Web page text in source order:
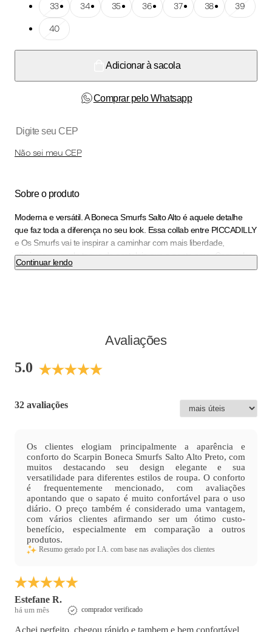
Tamanho: 33
33Tamanho: 34
34Tamanho: 35
35Tamanho: 36
36Tamanho: 37
37Tamanho: 38
38Tamanho: 39
39
Tamanho: 40
40
Adicionar à sacola
Comprar pelo Whatsapp
Não sei meu CEP
Sobre o produto
Moderna e versátil. A Boneca Smurfs Salto Alto é aquele detalhe
que faz toda a diferença no seu look. Essa collab entre PICCADILLY
e Os Smurfs vai te inspirar a caminhar com mais liberdade,
otimismo e aquele toque de nostalgia que a gente ama. Com calce
fácil e liberdade no dia a dia, não é preciso usar as mãos para
Medida do Salto (cm)
Continuar lendo
Avaliações
5.0
32 avaliações
Os clientes elogiam principalmente a aparência e
conforto do Scarpin Boneca Smurfs Salto Alto Preto, com
muitos destacando seu design elegante e sua
versatilidade para diferentes estilos de roupa. O conforto
é frequentemente mencionado, com avaliações
apontando que o sapato é muito confortável para o uso
diário. O preço também é considerado uma vantagem,
com vários clientes afirmando ser um ótimo custo-
benefício, especialmente em comparação a outros
produtos.
Resumo gerado por I.A. com base nas avaliações dos clientes
Estefane R.
há um mês comprador verificado
Achei perfeito, chegou rápido e tambem e bem confortável